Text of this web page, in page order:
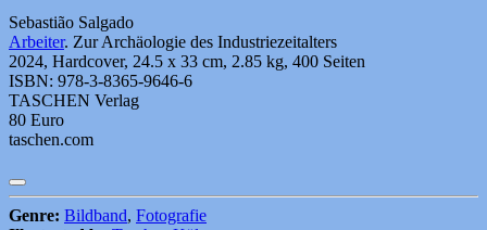
Sebastião Salgado
Arbeiter. Zur Archäologie des Industriezeitalters
2024, Hardcover, 24.5 x 33 cm, 2.85 kg, 400 Seiten
ISBN: 978-3-8365-9646-6
TASCHEN Verlag
80 Euro
taschen.com
Genre: Bildband, Fotografie